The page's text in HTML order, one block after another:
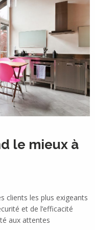
le mieux à
clients les plus exigeants
et de l’efficacité
aux attentes